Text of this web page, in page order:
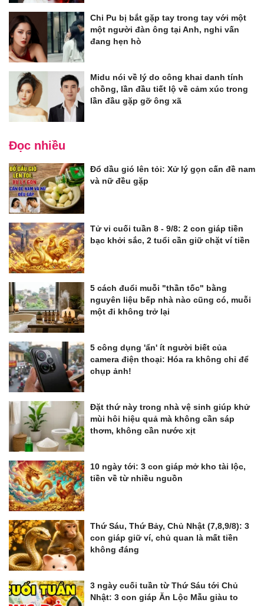
Chi Pu bị bắt gặp tay trong tay với một
một người đàn ông tại Anh, nghi vấn
đang hẹn hò
Midu nói về lý do công khai danh tính
chồng, lần đầu tiết lộ về cảm xúc trong
lần đầu gặp gỡ ông xã
Đọc nhiều
Đổ dầu gió lên tỏi: Xử lý gọn cấn đề nam
và nữ đều gặp
Tử vi cuối tuần 8 - 9/8: 2 con giáp tiền
bạc khởi sắc, 2 tuổi cần giữ chặt ví tiền
5 cách đuổi muỗi "thần tốc" bằng
nguyên liệu bếp nhà nào cũng có, muỗi
một đi không trở lại
5 công dụng 'ẩn' ít người biết của
camera điện thoại: Hóa ra không chỉ để
chụp ảnh!
Đặt thứ này trong nhà vệ sinh giúp khử
mùi hôi hiệu quả mà không cần sáp
thơm, không cần nước xịt
10 ngày tới: 3 con giáp mở kho tài lộc,
tiền về từ nhiều nguồn
Thứ Sáu, Thứ Bảy, Chủ Nhật (7,8,9/8): 3
con giáp giữ ví, chủ quan là mất tiền
không đáng
3 ngày cuối tuần từ Thứ Sáu tới Chủ
Nhật: 3 con giáp Ăn Lộc Mẫu giàu to